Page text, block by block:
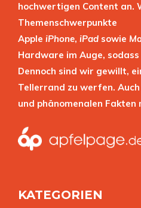
hochwertigen Content an.
Themenschwerpunkte
Apple iPhone, iPad sowie
Hardware im Auge,
Dennoch sind wir gewillt,
Tellerrand zu werfen.
und phänomenalen Fakten
KATEGORIEN